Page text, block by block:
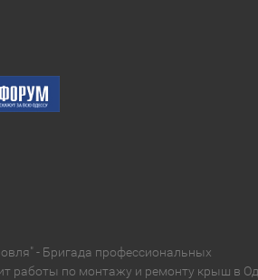
- Бригада профессиональных
работы по монтажу и ремонту крыш в